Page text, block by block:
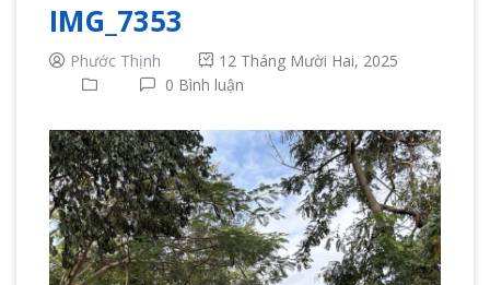
IMG_7353
Phước Thịnh
12 Tháng Mười Hai, 2025
0 Bình luận